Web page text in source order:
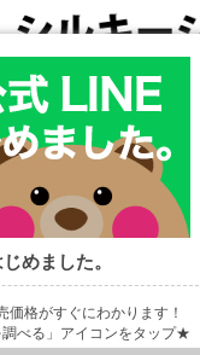
めました。
価格がすぐにわかります！
べる」アイコンをタップ★